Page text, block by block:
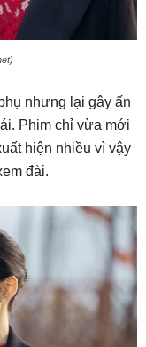
nhưng lại gây ấn
Phim chỉ vừa mới
hiện nhiều vì vậy
đài.